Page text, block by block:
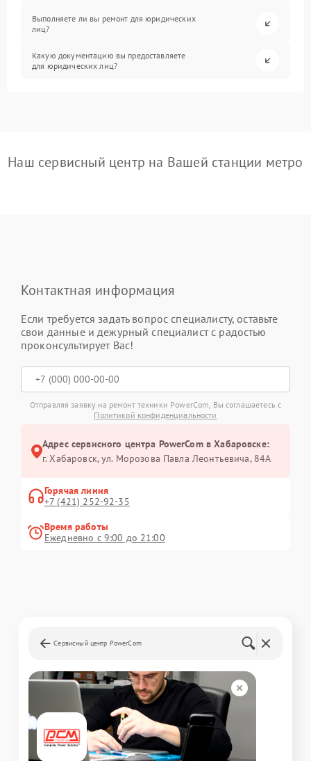
Выполняете ли вы ремонт для юридических
лиц?
Какую документацию вы предоставляете
для юридических лиц?
Наш сервисный центр на Вашей станции метро
Контактная информация
Если требуется задать вопрос специалисту, оставьте
свои данные и дежурный специалист с радостью
проконсультирует Вас!
Отправляя заявку на ремонт техники PowerCom, Вы соглашаетесь с
Политикой конфиденциальности
Адрес сервисного центра PowerCom в Хабаровске:
г. Хабаровск, ул. Морозова Павла Леонтьевича, 84А
Горячая линия
+7 (421) 252-92-35
Время работы
Ежедневно с 9:00 до 21:00
Сервисный центр PowerCom